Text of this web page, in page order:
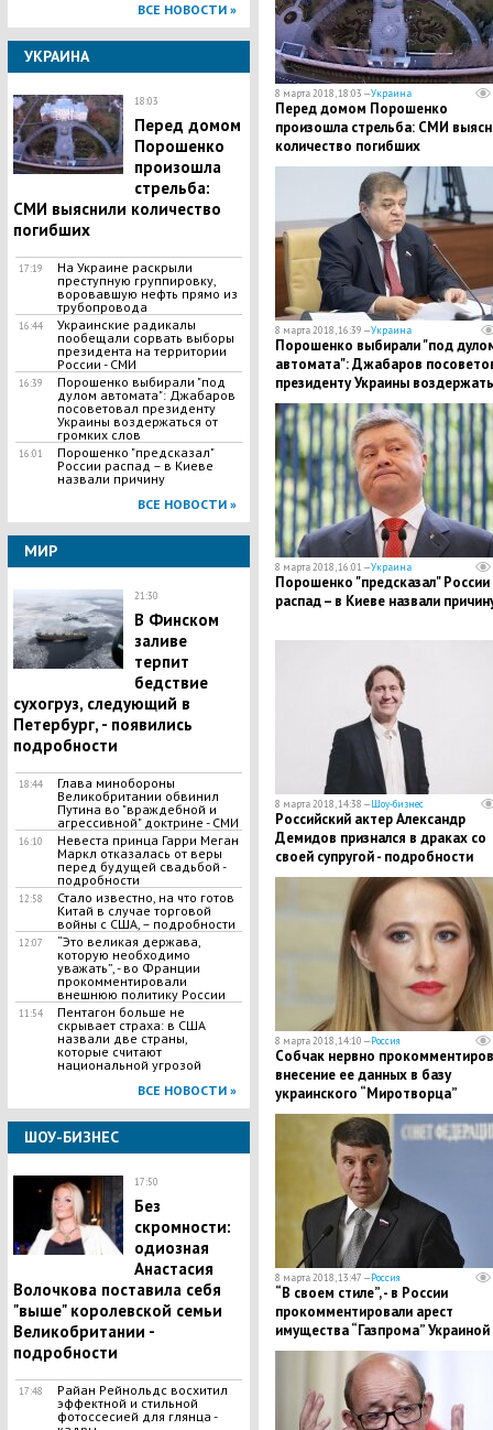
ВСЕ НОВОСТИ »
УКРАИНА
18:03
Перед домом
Порошенко
произошла
стрельба:
СМИ выяснили количество
погибших
17:19
​На Украине раскрыли
преступную группировку,
воровавшую нефть прямо из
трубопровода
16:44
​Украинские радикалы
пообещали сорвать выборы
президента на территории
России - СМИ
16:39
Порошенко выбирали "под
дулом автомата": Джабаров
посоветовал президенту
Украины воздержаться от
громких слов
16:01
Порошенко "предсказал"
России распад – в Киеве
назвали причину
ВСЕ НОВОСТИ »
МИР
21:30
​B Финском
заливе
терпит
бедствие
cyxoгpyз, следующий в
Петербург, - появились
подробности
18:44
​Глава минобороны
Великобритании обвинил
Путина во "вpaждебной и
агpeccивной" доктрине - СМИ
16:10
Невеста принца Гарри Меган
Маркл отказалась от веры
перед будущей свадьбой -
подробности
12:58
​Стало известно, на что готов
Китай в случае торговой
войны с США, – подробности
12:07
​“Это великая держава,
которую необходимо
уважать”, - во Франции
прокомментировали
внешнюю политику России
11:54
Пентагон больше не
скрывает страха: в США
назвали две страны,
которые считают
национальной угрозой
ВСЕ НОВОСТИ »
ШОУ-БИЗНЕС
17:50
Без
скромности:
одиозная
Анастасия
Волочкова поставила себя
"выше" королевской семьи
Великобритании -
подробности
17:48
Райан Рейнольдс восхитил
эффектной и стильной
фотоссесией для глянца -
8 марта 2018, 18:03 —Украина
Перед домом Порошенко
произошла стрельба: СМИ
количество погибших
8 марта 2018, 16:39 —Украина
Порошенко выбирали "под
автомата": Джабаров
президенту Украины
от громких слов
8 марта 2018, 16:01 —Украина
Порошенко "предсказал" России
распад – в Киеве назвали
8 марта 2018, 14:38 —Шоу-бизнес
Российский актер Александр
Демидов признался в драках со
своей супругой - подробности
8 марта 2018, 14:10 —Россия
Собчак нервно
внесение ее данных в базу
украинского “Миротворца”
8 марта 2018, 13:47 —Россия
“В своем стиле”, - в России
прокомментировали арест
имущества “Газпрома” Украиной